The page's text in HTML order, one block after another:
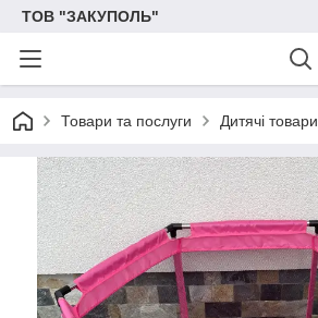
ТОВ "ЗАКУПОЛЬ"
Товари та послуги Дитячі товари